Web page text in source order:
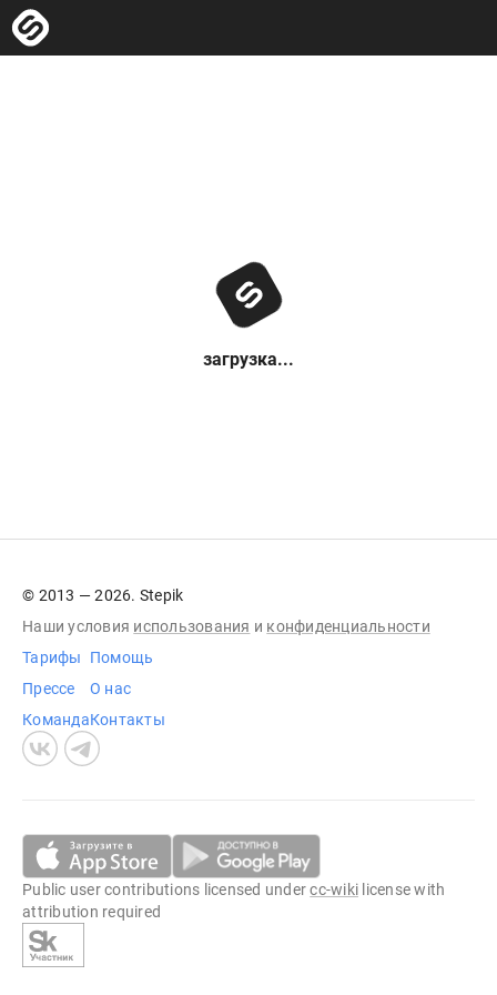
загрузка...
© 2013 — 2026. Stepik
Наши условия использования и конфиденциальности
Тарифы
Прессе
Команда
Помощь
О нас
Контакты
Public user contributions licensed undercc-wiki license with
attribution required